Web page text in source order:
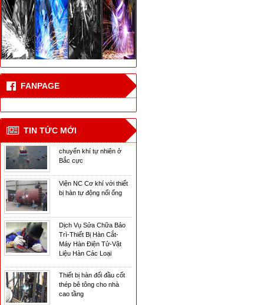
FANPAGE
TIN TỨC MỚI
Thiết bị hàn đối đầu cốt
thép bê tông cho nhà
Công nghệ hàn laser
CN hàn mới cho tàu vận
Máy Hàn Điện Tử-Vật
Liệu Hàn Các Loại
cao tầng